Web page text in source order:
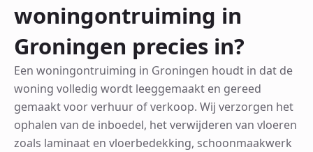
woningontruiming in
Groningen precies in?
Een woningontruiming in Groningen houdt in dat de
woning volledig wordt leeggemaakt en gereed
gemaakt voor verhuur of verkoop. Wij verzorgen het
ophalen van de inboedel, het verwijderen van vloeren
zoals laminaat en vloerbedekking, schoonmaakwerk